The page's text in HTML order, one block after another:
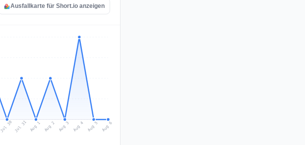
Ausfallkarte für Short.io anzeigen
Jul 30 Jul 31 Aug 1 Aug 2 Aug 3 Aug 4 Aug 5 Aug 6